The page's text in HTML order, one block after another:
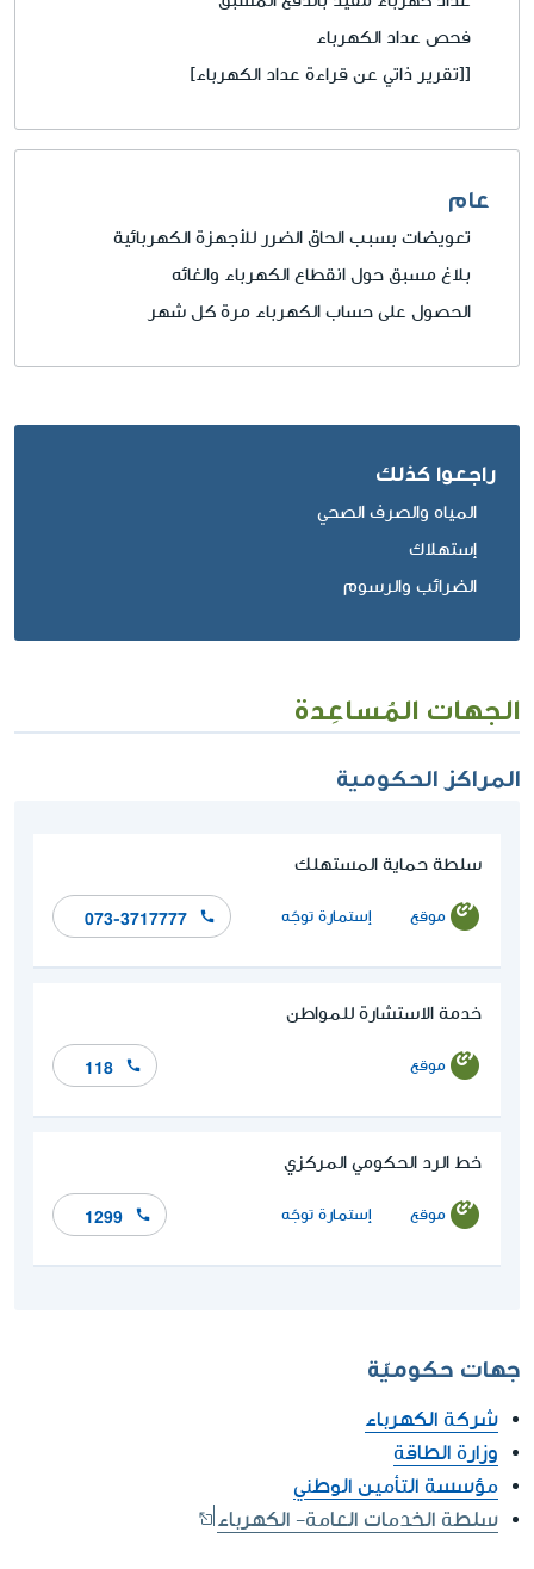
فحص عداد الكهرباء
[[تقرير ذاتي عن قراءة عداد الكهرباء]
عام
تعويضات بسبب الحاق الضرر للأجهزة الكهربائية
بلاغ مسبق حول انقطاع الكهرباء والغائه
الحصول على حساب الكهرباء مرة كل شهر
راجعوا كذلك
المياه والصرف الصحي
إستهلاك
الضرائب والرسوم
الجهات المُساعِدة
المراكز الحكومية
سلطة حماية المستهلك
موقع إستمارة توجّه 073-3717777
خدمة الاستشارة للمواطن
موقع 118
خط الرد الحكومي المركزي
موقع إستمارة توجّه 1299
جهات حكوميّة
شركة الكهرباء
وزارة الطاقة
مؤسسة التأمين الوطني
سلطة الخدمات العامة- الكهرباء